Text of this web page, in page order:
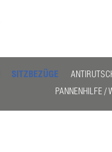
SITZBEZÜGE
PANNENHILFE /